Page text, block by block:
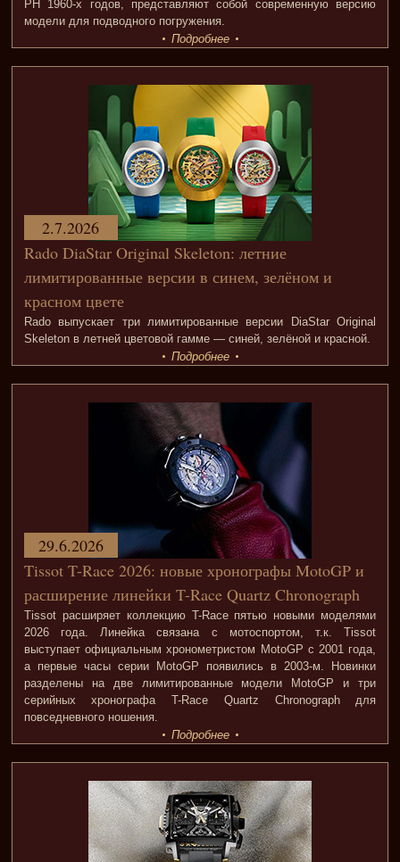
PH 1960-х годов, представляют собой современную версию
модели для подводного погружения.
Подробнее
Rado DiaStar Original Skeleton: летние
лимитированные версии в синем, зелёном и
красном цвете
Rado выпускает три лимитированные версии DiaStar Original
Skeleton в летней цветовой гамме — синей, зелёной и красной.
2.7.2026
Подробнее
Tissot T-Race 2026: новые хронографы MotoGP и
расширение линейки T-Race Quartz Chronograph
Tissot расширяет коллекцию T-Race пятью новыми моделями
2026 года. Линейка связана с мотоспортом, т.к. Tissot
выступает официальным хронометристом MotoGP с 2001 года,
а первые часы серии MotoGP появились в 2003-м. Новинки
разделены на две лимитированные модели MotoGP и три
серийных хронографа T-Race Quartz Chronograph для
повседневного ношения.
29.6.2026
Подробнее